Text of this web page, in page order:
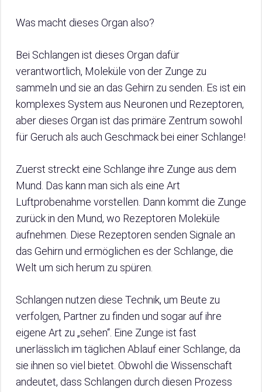
Was macht dieses Organ also?
Bei Schlangen ist dieses Organ dafür
verantwortlich, Moleküle von der Zunge zu
sammeln und sie an das Gehirn zu senden. Es ist ein
komplexes System aus Neuronen und Rezeptoren,
aber dieses Organ ist das primäre Zentrum sowohl
für Geruch als auch Geschmack bei einer Schlange!
Zuerst streckt eine Schlange ihre Zunge aus dem
Mund. Das kann man sich als eine Art
Luftprobenahme vorstellen. Dann kommt die Zunge
zurück in den Mund, wo Rezeptoren Moleküle
aufnehmen. Diese Rezeptoren senden Signale an
das Gehirn und ermöglichen es der Schlange, die
Welt um sich herum zu spüren.
Schlangen nutzen diese Technik, um Beute zu
verfolgen, Partner zu finden und sogar auf ihre
eigene Art zu „sehen“. Eine Zunge ist fast
unerlässlich im täglichen Ablauf einer Schlange, da
sie ihnen so viel bietet. Obwohl die Wissenschaft
andeutet, dass Schlangen durch diesen Prozess